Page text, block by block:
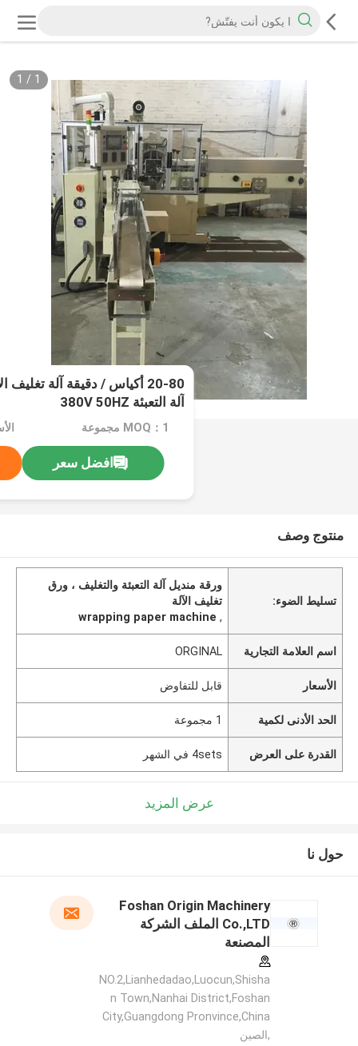
1
/
1
20-80 أكياس / دقيقة آلة
آلة التعبئة 380V 50HZ
MOQ：1 مجموعة
افضل سعر
منتوج وصف
تسليط الضوء:
ورقة منديل آلة التعبئة والتغليف ، ورق
تغليف الآلة
,
wrapping paper machine
اسم العلامة التجارية ORGINAL
الأسعار قابل للتفاوض
الحد الأدنى لكمية 1 مجموعة
القدرة على العرض 4sets في الشهر
عرض المزيد
حول نا
Foshan Origin Machinery
Co.,LTD الملف الشركة
المصنعة
NO.2,Lianhedadao,Luocun,Shisha
n Town,Nanhai District,Foshan
City,Guangdong Pronvince,China
,الصين